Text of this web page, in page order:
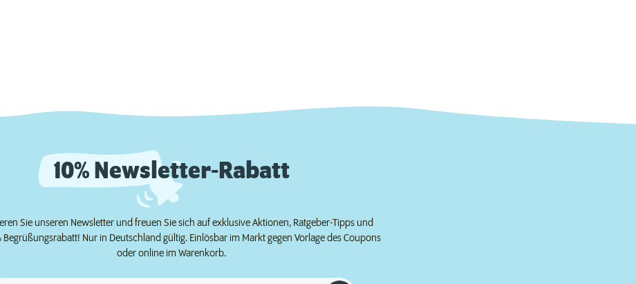
10% Newsletter-Rabatt
Sie unseren Newsletter und freuen Sie sich auf exklusive Aktionen, Ratgeber-Tipps und
Begrüßungsrabatt! Nur in Deutschland gültig. Einlösbar im Markt gegen Vorlage des Coupons
oder online im Warenkorb.